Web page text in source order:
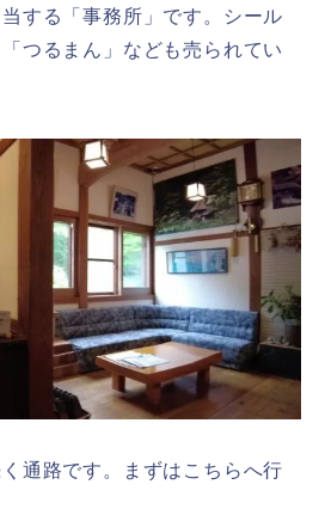
する「事務所」です。シール
つるまん」なども売られてい
通路です。まずはこちらへ行